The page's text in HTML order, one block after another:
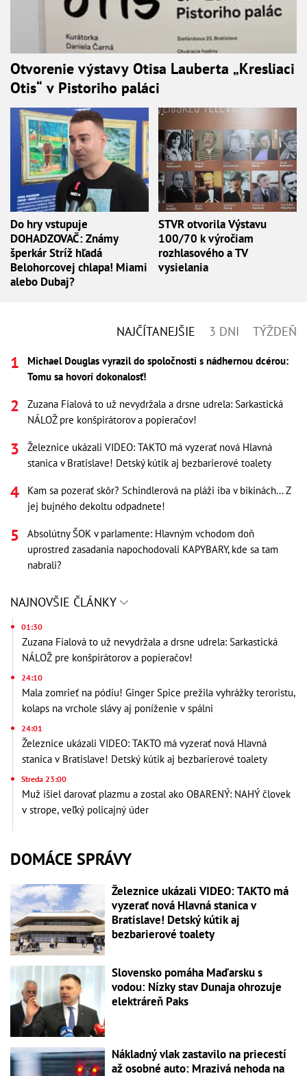
Otvorenie výstavy Otisa Lauberta „Kresliaci
Otis“ v Pistoriho paláci
Do hry vstupuje
DOHADZOVAČ: Známy
šperkár Stríž hľadá
Belohorcovej chlapa! Miami
alebo Dubaj?
STVR otvorila Výstavu
100/70 k výročiam
rozhlasového a TV
vysielania
NAJČÍTANEJŠIE 3 DNI TÝŽDEŇ
Michael Douglas vyrazil do spoločnosti s nádhernou dcérou:
Tomu sa hovorí dokonalosť!
Zuzana Fialová to už nevydržala a drsne udrela: Sarkastická
NÁLOŽ pre konšpirátorov a popieračov!
Železnice ukázali VIDEO: TAKTO má vyzerať nová Hlavná
stanica v Bratislave! Detský kútik aj bezbarierové toalety
Kam sa pozerať skôr? Schindlerová na pláži iba v bikinách... Z
jej bujného dekoltu odpadnete!
Absolútny ŠOK v parlamente: Hlavným vchodom doň
uprostred zasadania napochodovali KAPYBARY, kde sa tam
nabrali?
NAJNOVŠIE ČLÁNKY
01:30
Zuzana Fialová to už nevydržala a drsne udrela: Sarkastická
NÁLOŽ pre konšpirátorov a popieračov!
24:10
Mala zomrieť na pódiu! Ginger Spice prežila vyhrážky teroristu,
kolaps na vrchole slávy aj poníženie v spálni
24:01
Železnice ukázali VIDEO: TAKTO má vyzerať nová Hlavná
stanica v Bratislave! Detský kútik aj bezbarierové toalety
Streda 23:00
Muž išiel darovať plazmu a zostal ako OBARENÝ: NAHÝ človek
v strope, veľký policajný úder
DOMÁCE SPRÁVY
Železnice ukázali VIDEO: TAKTO má
vyzerať nová Hlavná stanica v
Bratislave! Detský kútik aj
bezbarierové toalety
Slovensko pomáha Maďarsku s
vodou: Nízky stav Dunaja ohrozuje
elektráreň Paks
Nákladný vlak zastavilo na priecestí
až osobné auto: Mrazivá nehoda na